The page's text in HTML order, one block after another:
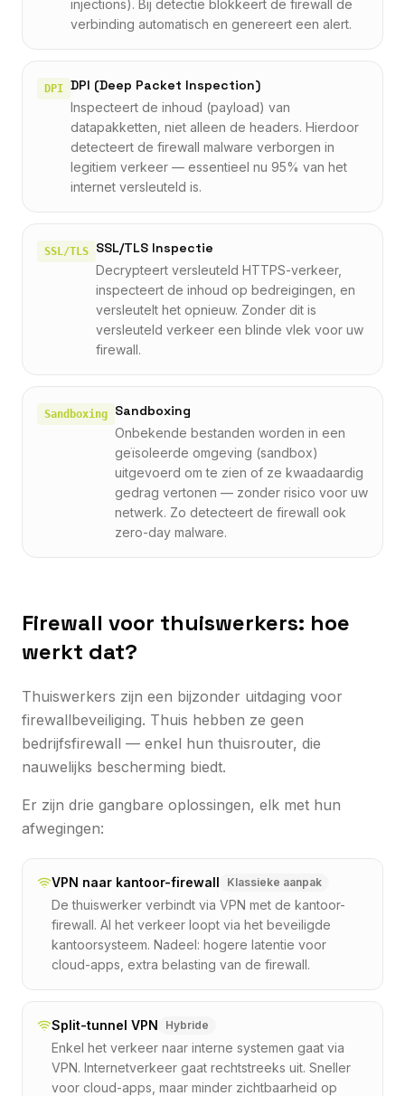
injections). Bij detectie blokkeert de firewall de
verbinding automatisch en genereert een alert.
DPI DPI (Deep Packet Inspection)
Inspecteert de inhoud (payload) van
datapakketten, niet alleen de headers. Hierdoor
detecteert de firewall malware verborgen in
legitiem verkeer — essentieel nu 95% van het
internet versleuteld is.
SSL/TLS SSL/TLS Inspectie
Decrypteert versleuteld HTTPS-verkeer,
inspecteert de inhoud op bedreigingen, en
versleutelt het opnieuw. Zonder dit is
versleuteld verkeer een blinde vlek voor uw
firewall.
Sandboxing Sandboxing
Onbekende bestanden worden in een
geïsoleerde omgeving (sandbox)
uitgevoerd om te zien of ze kwaadaardig
gedrag vertonen — zonder risico voor uw
netwerk. Zo detecteert de firewall ook
zero-day malware.
Firewall voor thuiswerkers: hoe
werkt dat?
Thuiswerkers zijn een bijzonder uitdaging voor
firewallbeveiliging. Thuis hebben ze geen
bedrijfsfirewall — enkel hun thuisrouter, die
nauwelijks bescherming biedt.
Er zijn drie gangbare oplossingen, elk met hun
afwegingen:
VPN naar kantoor-firewall Klassieke aanpak
De thuiswerker verbindt via VPN met de kantoor-
firewall. Al het verkeer loopt via het beveiligde
kantoorsysteem. Nadeel: hogere latentie voor
cloud-apps, extra belasting van de firewall.
Split-tunnel VPN Hybride
Enkel het verkeer naar interne systemen gaat via
VPN. Internetverkeer gaat rechtstreeks uit. Sneller
voor cloud-apps, maar minder zichtbaarheid op